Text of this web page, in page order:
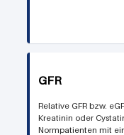
GFR
Relative GFR bzw. eGFR
Kreatinin oder
Normpatienten mit